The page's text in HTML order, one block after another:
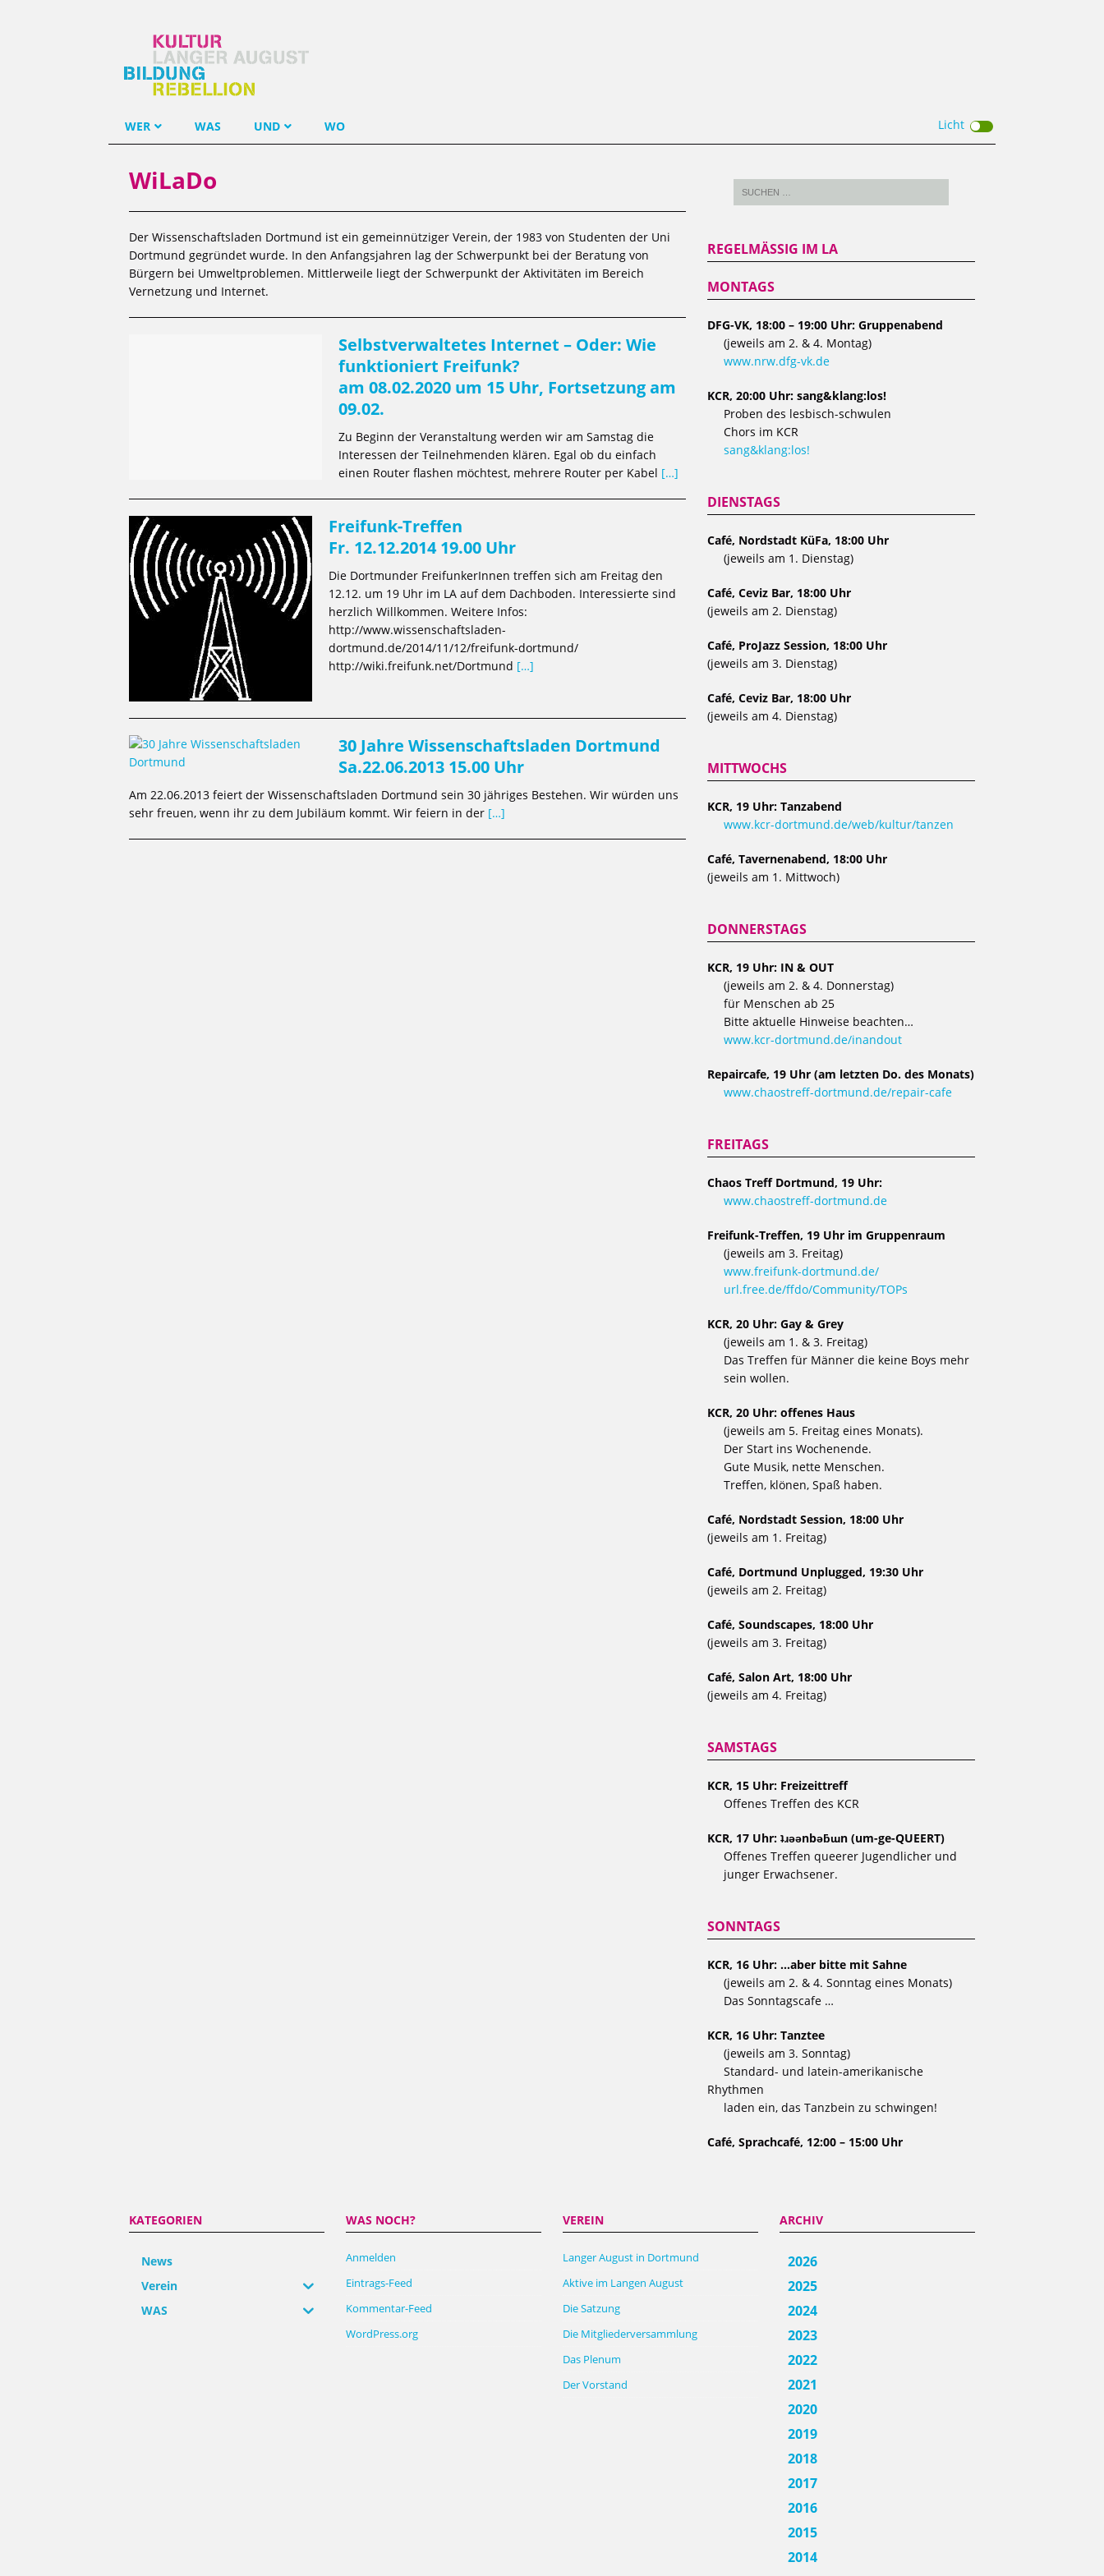
WER WAS UND WO Licht
WiLaDo
Der Wissenschaftsladen Dortmund ist ein gemeinnütziger Verein, der 1983 von Studenten der Uni
Dortmund gegründet wurde. In den Anfangsjahren lag der Schwerpunkt bei der Beratung von
Bürgern bei Umweltproblemen. Mittlerweile liegt der Schwerpunkt der Aktivitäten im Bereich
Vernetzung und Internet.
Selbstverwaltetes Internet – Oder: Wie
funktioniert Freifunk?
am 08.02.2020 um 15 Uhr, Fortsetzung am
09.02.
Zu Beginn der Veranstaltung werden wir am Samstag die
Interessen der Teilnehmenden klären. Egal ob du einfach
einen Router flashen möchtest, mehrere Router per Kabel […]
Freifunk-Treffen
Fr. 12.12.2014 19.00 Uhr
Die Dortmunder FreifunkerInnen treffen sich am Freitag den
12.12. um 19 Uhr im LA auf dem Dachboden. Interessierte sind
herzlich Willkommen. Weitere Infos:
http://www.wissenschaftsladen-
dortmund.de/2014/11/12/freifunk-dortmund/
http://wiki.freifunk.net/Dortmund […]
30 Jahre Wissenschaftsladen Dortmund
Sa.22.06.2013 15.00 Uhr
Am 22.06.2013 feiert der Wissenschaftsladen Dortmund sein 30 jähriges Bestehen. Wir würden uns
sehr freuen, wenn ihr zu dem Jubiläum kommt. Wir feiern in der […]
REGELMÄSSIG IM LA
MONTAGS
DFG-VK, 18:00 – 19:00 Uhr: Gruppenabend
(jeweils am 2. & 4. Montag)
www.nrw.dfg-vk.de
KCR, 20:00 Uhr: sang&klang:los!
Proben des lesbisch-schwulen
Chors im KCR
sang&klang:los!
DIENSTAGS
Café, Nordstadt KüFa, 18:00 Uhr
(jeweils am 1. Dienstag)
Café, Ceviz Bar, 18:00 Uhr
(jeweils am 2. Dienstag)
Café, ProJazz Session, 18:00 Uhr
(jeweils am 3. Dienstag)
Café, Ceviz Bar, 18:00 Uhr
(jeweils am 4. Dienstag)
MITTWOCHS
KCR, 19 Uhr: Tanzabend
www.kcr-dortmund.de/web/kultur/tanzen
Café, Tavernenabend, 18:00 Uhr
(jeweils am 1. Mittwoch)
DONNERSTAGS
KCR, 19 Uhr: IN & OUT
(jeweils am 2. & 4. Donnerstag)
für Menschen ab 25
Bitte aktuelle Hinweise beachten…
www.kcr-dortmund.de/inandout
Repaircafe, 19 Uhr (am letzten Do. des Monats)
www.chaostreff-dortmund.de/repair-cafe
FREITAGS
Chaos Treff Dortmund, 19 Uhr:
www.chaostreff-dortmund.de
Freifunk-Treffen, 19 Uhr im Gruppenraum
(jeweils am 3. Freitag)
www.freifunk-dortmund.de/
url.free.de/ffdo/Community/TOPs
KCR, 20 Uhr: Gay & Grey
(jeweils am 1. & 3. Freitag)
Das Treffen für Männer die keine Boys mehr
sein wollen.
KCR, 20 Uhr: offenes Haus
(jeweils am 5. Freitag eines Monats).
Der Start ins Wochenende.
Gute Musik, nette Menschen.
Treffen, klönen, Spaß haben.
Café, Nordstadt Session, 18:00 Uhr
(jeweils am 1. Freitag)
Café, Dortmund Unplugged, 19:30 Uhr
(jeweils am 2. Freitag)
Café, Soundscapes, 18:00 Uhr
(jeweils am 3. Freitag)
Café, Salon Art, 18:00 Uhr
(jeweils am 4. Freitag)
SAMSTAGS
KCR, 15 Uhr: Freizeittreff
Offenes Treffen des KCR
KCR, 17 Uhr: ʇɹǝǝnbǝƃɯn (um-ge-QUEERT)
Offenes Treffen queerer Jugendlicher und
junger Erwachsener.
SONNTAGS
KCR, 16 Uhr: …aber bitte mit Sahne
(jeweils am 2. & 4. Sonntag eines Monats)
Das Sonntagscafe …
KCR, 16 Uhr: Tanztee
(jeweils am 3. Sonntag)
Standard- und latein-amerikanische
Rhythmen
laden ein, das Tanzbein zu schwingen!
Café, Sprachcafé, 12:00 – 15:00 Uhr
KATEGORIEN
News
Verein
WAS
WAS NOCH?
Anmelden
Eintrags-Feed
Kommentar-Feed
WordPress.org
VEREIN
Langer August in Dortmund
Aktive im Langen August
Die Satzung
Die Mitgliederversammlung
Das Plenum
Der Vorstand
ARCHIV
2026
2025
2024
2023
2022
2021
2020
2019
2018
2017
2016
2015
2014